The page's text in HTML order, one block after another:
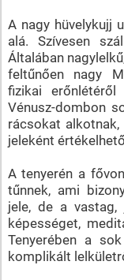
A nagy hüvelykujj
alá. Szívesen
Általában
feltűnően nagy
fizikai
Vénusz-dombon
rácsokat
jeleként
A tenyerén a
tűnnek, ami
jele, de a
képességet,
Tenyerében a
komplikált